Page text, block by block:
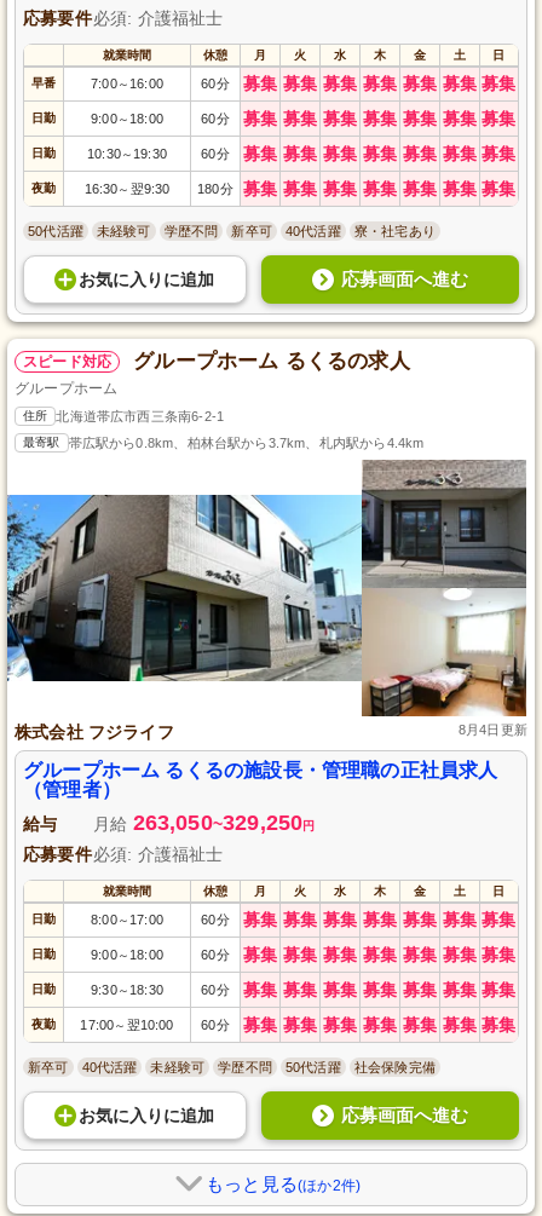
応募要件必須: 介護福祉士
就業時間 休憩 月 火 水 木 金 土 日
早番 7:00～ 16:00 60分 募集 募集 募集 募集 募集 募集 募集
日勤 9:00～ 18:00 60分 募集 募集 募集 募集 募集 募集 募集
日勤 10:30～ 19:30 60分 募集 募集 募集 募集 募集 募集 募集
夜勤 16:30～ 翌9:30 180分 募集 募集 募集 募集 募集 募集 募集
50代活躍 未経験可 学歴不問 新卒可 40代活躍 寮・社宅あり
お気に入り に追加 応募画面へ進む
スピード対応 グループホーム るくるの求人
グループホーム
住所 北海道帯広市西三条南6-2-1
最寄駅 帯広駅から0.8km、柏林台駅から3.7km、札内駅から4.4km
株式会社 フジライフ 8月4日更新
グループホーム るくるの施設長・管理職の正社員求人
（管理者）
給与 月給 263,050~329,250円
応募要件必須: 介護福祉士
就業時間 休憩 月 火 水 木 金 土 日
日勤 8:00～ 17:00 60分 募集 募集 募集 募集 募集 募集 募集
日勤 9:00～ 18:00 60分 募集 募集 募集 募集 募集 募集 募集
日勤 9:30～ 18:30 60分 募集 募集 募集 募集 募集 募集 募集
夜勤 17:00～ 翌10:00 60分 募集 募集 募集 募集 募集 募集 募集
新卒可 40代活躍 未経験可 学歴不問 50代活躍 社会保険完備
お気に入り に追加 応募画面へ進む
もっと見る(ほか2件)